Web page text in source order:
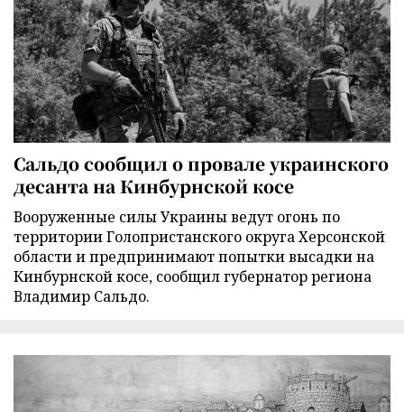
Сальдо сообщил о провале украинского
десанта на Кинбурнской косе
Вооруженные силы Украины ведут огонь по
территории Голопристанского округа Херсонской
области и предпринимают попытки высадки на
Кинбурнской косе, сообщил губернатор региона
Владимир Сальдо.